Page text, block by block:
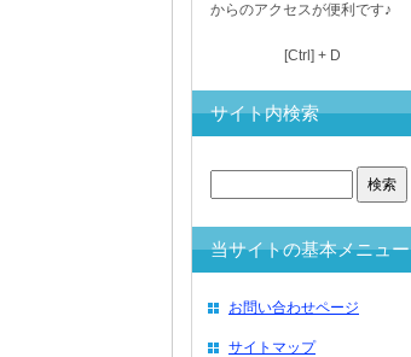
からのアクセスが便利です♪
[Ctrl] + D
サイト内検索
当サイトの基本メニュー
お問い合わせページ
サイトマップ